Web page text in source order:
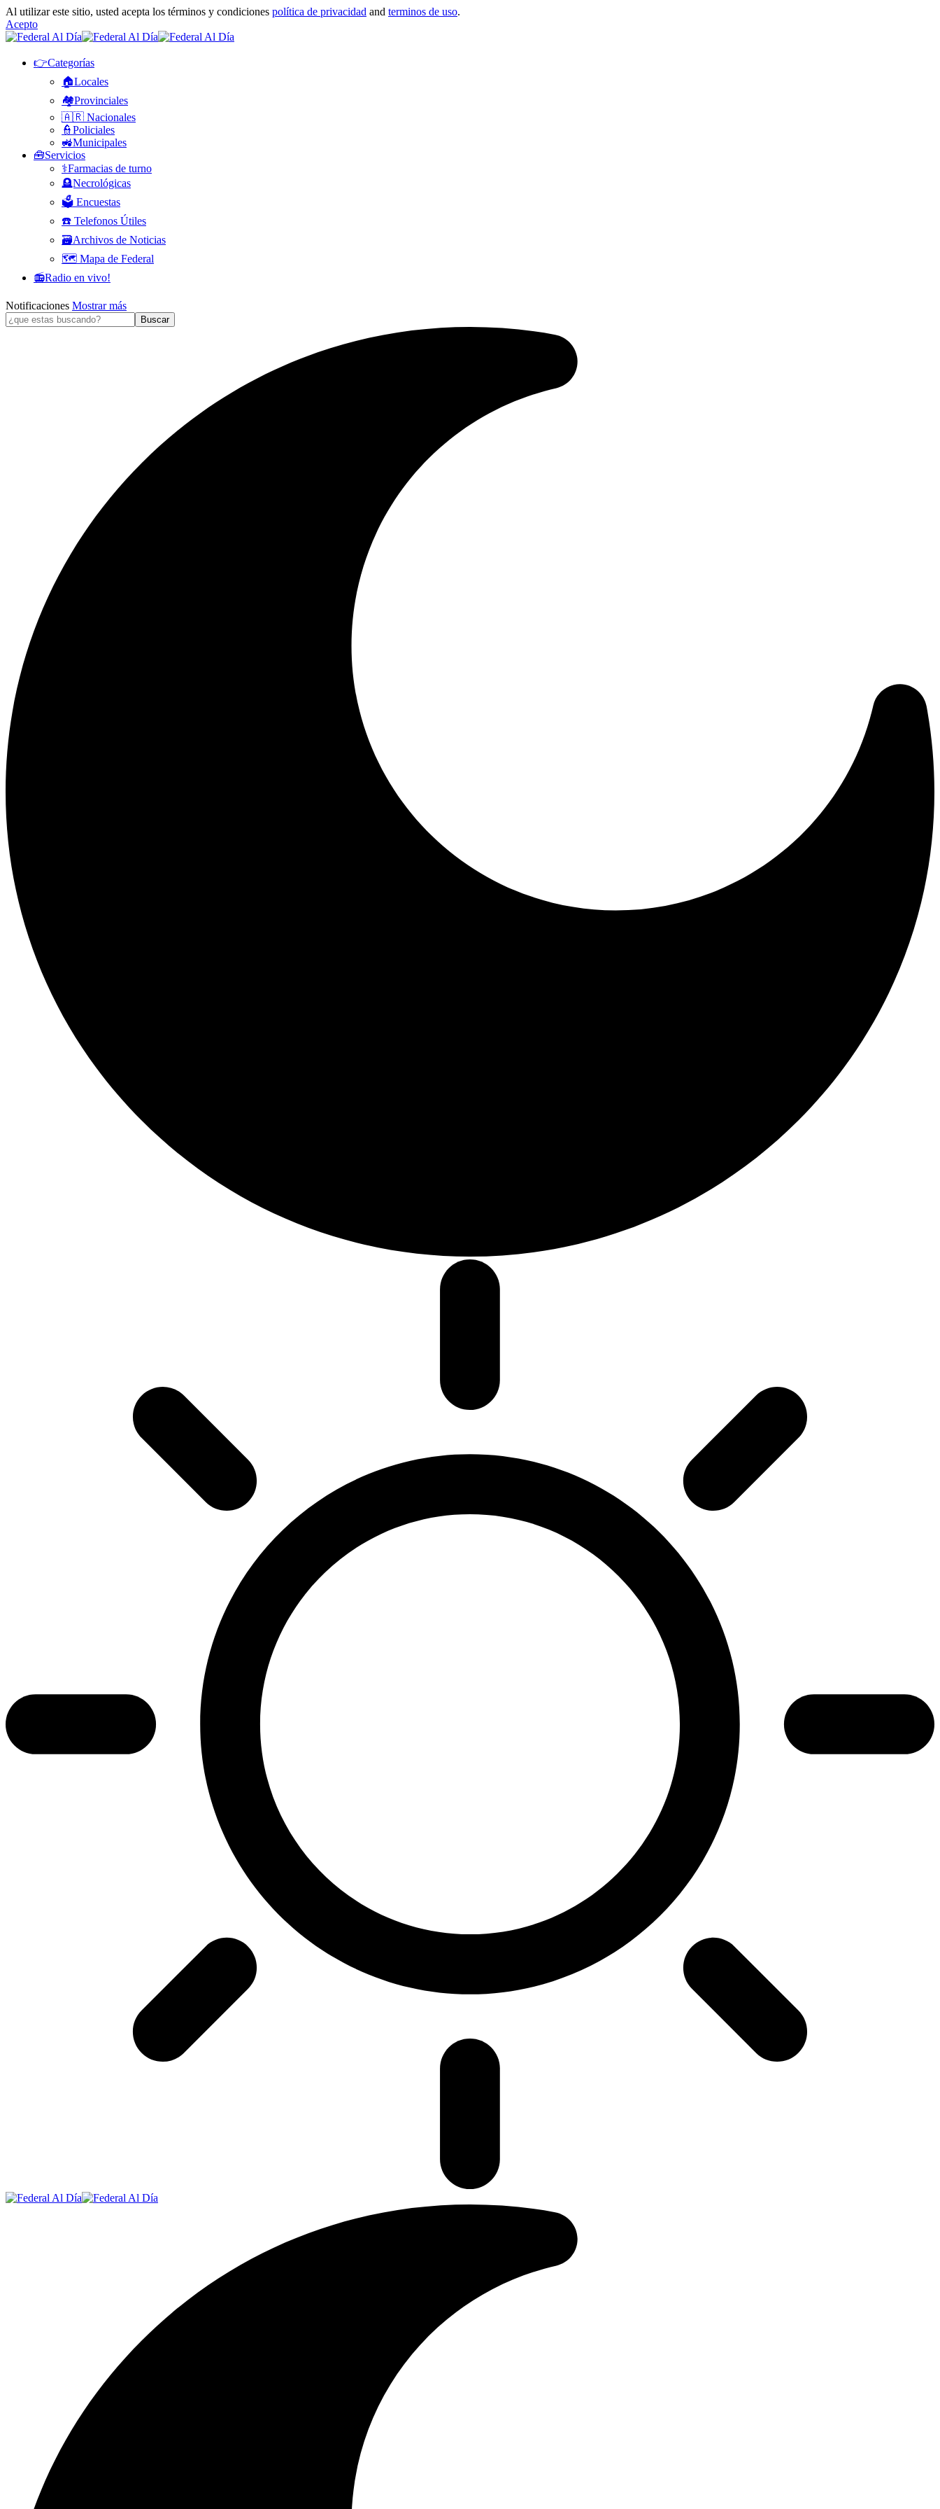
Al utilizar este sitio, usted acepta los términos y condiciones política de privacidad and terminos de uso.
Acepto
👉Categorías
🏠Locales
🏘️Provinciales
🇦🇷 Nacionales
👮Policiales
🚜Municipales
🧰Servicios
⚕️Farmacias de turno
🪦Necrológicas
🗳️ Encuestas
☎️ Telefonos Útiles
🗃️Archivos de Noticias
🗺️ Mapa de Federal
📻Radio en vivo!
Notificaciones Mostrar más